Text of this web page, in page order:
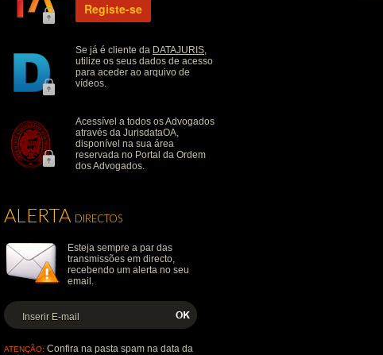
Registe-se
Se já é cliente da DATAJURIS,
utilize os seus dados de acesso
para aceder ao arquivo de
vídeos.
Acessível a todos os Advogados
através da JurisdataOA,
disponível na sua área
reservada no Portal da Ordem
dos Advogados.
ALERTA DIRECTOS
Esteja sempre a par das
transmissões em directo,
recebendo um alerta no seu
email.
ATENÇÃO: Confira na pasta spam na data da